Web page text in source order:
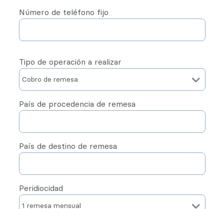
Número de teléfono fijo
Tipo de operación a realizar
País de procedencia de remesa
País de destino de remesa
Peridiocidad